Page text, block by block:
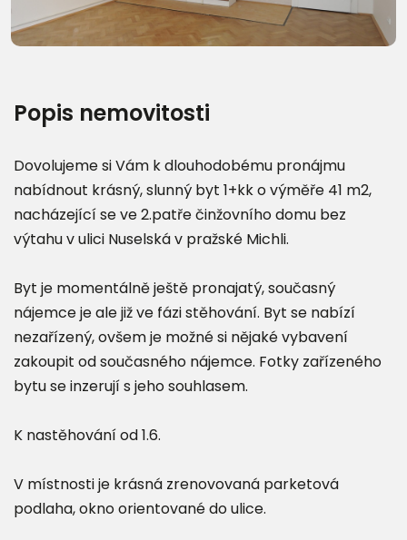
Popis nemovitosti
Dovolujeme si Vám k dlouhodobému pronájmu
nabídnout krásný, slunný byt 1+kk o výměře 41 m2,
nacházející se ve 2.patře činžovního domu bez
výtahu v ulici Nuselská v pražské Michli.
Byt je momentálně ještě pronajatý, současný
nájemce je ale již ve fázi stěhování. Byt se nabízí
nezařízený, ovšem je možné si nějaké vybavení
zakoupit od současného nájemce. Fotky zařízeného
bytu se inzerují s jeho souhlasem.
K nastěhování od 1.6.
V místnosti je krásná zrenovovaná parketová
podlaha, okno orientované do ulice.